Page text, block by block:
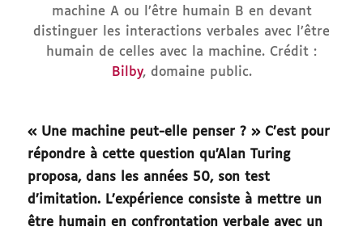
machine A ou l’être humain B en devant
distinguer les interactions verbales avec l’être
humain de celles avec la machine. Crédit :
Bilby, domaine public.
« Une machine peut-elle penser ? » C’est pour
répondre à cette question qu’Alan Turing
proposa, dans les années 50, son test
d’imitation. L’expérience consiste à mettre un
être humain en confrontation verbale avec un